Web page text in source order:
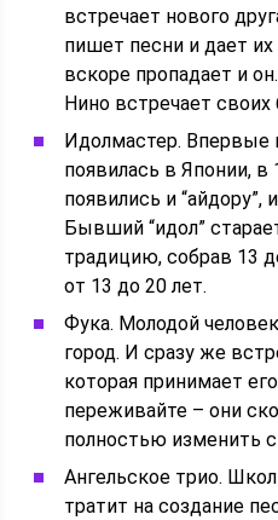
встречает нового
пишет песни и дает их
вскоре пропадает и
Нино встречает
Идолмастер. Впервые
появилась в Японии, в
появились и
Бывший “идол”
традицию, собрав 13
от 13 до 20 лет.
Фука. Молодой
город. И сразу же
которая принимает
переживайте – они
полностью изменить
Ангельское трио.
тратит на создание